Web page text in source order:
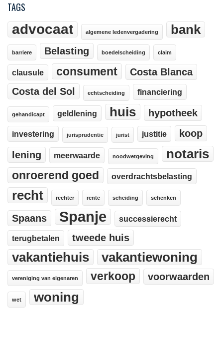
TAGS
advocaat algemene ledenvergadering bank
barriere Belasting boedelscheiding claim
clausule consument
Costa Blanca
Costa del Sol
echtscheiding financiering
gehandicapt geldlening huis hypotheek
investering jurisprudentie jurist justitie
koop
lening
meerwaarde noodwetgeving notaris
onroerend goed overdrachtsbelasting
recht rechter rente scheiding schenken
Spaans Spanje successierecht
terugbetalen tweede huis
vakantiehuis vakantiewoning
vereniging van eigenaren verkoop voorwaarden
wet woning